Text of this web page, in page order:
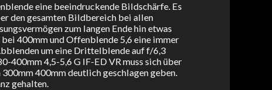
eine beeindruckende Bildschärfe. Es
den gesamten Bildbereich bei allen
zum langen Ende hin etwas
400mm und Offenblende 5,6 eine immer
um eine Drittelblende auf f/6,3
400mm 4,5-5,6 G IF-ED VR muss sich über
400mm deutlich geschlagen geben.
gehalten.